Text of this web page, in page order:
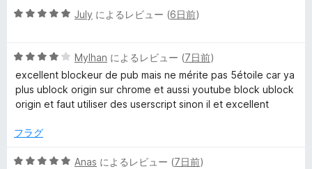
評
中
評
価
5
中
5
の
評
July によるレビュー (6日前)
5
段
階
中
の
価
Mylhan によるレビュー (7日前)
excellent blockeur de pub mais ne mérite pas 5étoile car ya
plus ublock origin sur chrome et aussi youtube block ublock
origin et faut utiliser des userscript sinon il et excellent
フラグ
5
Anas によるレビュー (7日前)